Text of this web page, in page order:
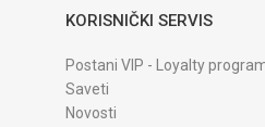
KORISNIČKI SERVIS
Postani VIP - Loyalty
Saveti
Novosti